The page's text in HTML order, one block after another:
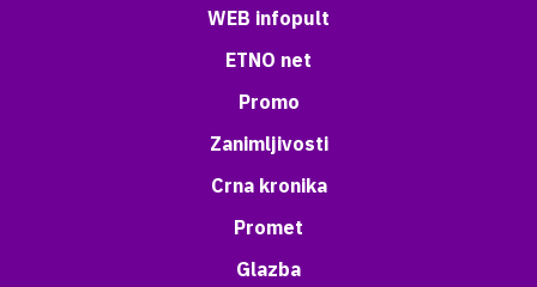
WEB infopult
ETNO net
Promo
Zanimljivosti
Crna kronika
Promet
Glazba